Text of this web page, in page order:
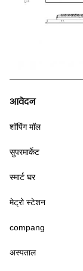
आवेदन
शॉपिंग मॉल
सुपरमार्केट
स्मार्ट घर
मेट्रो स्टेशन
compang
अस्पताल